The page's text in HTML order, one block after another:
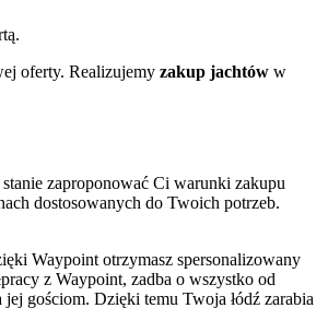
oferty. Realizujemy zakup jachtów w
zaproponować Ci warunki zakupu
dostosowanych do Twoich potrzeb.
Waypoint otrzymasz spersonalizowany
z Waypoint, zadba o wszystko od
gościom. Dzięki temu Twoja łódź zarabia